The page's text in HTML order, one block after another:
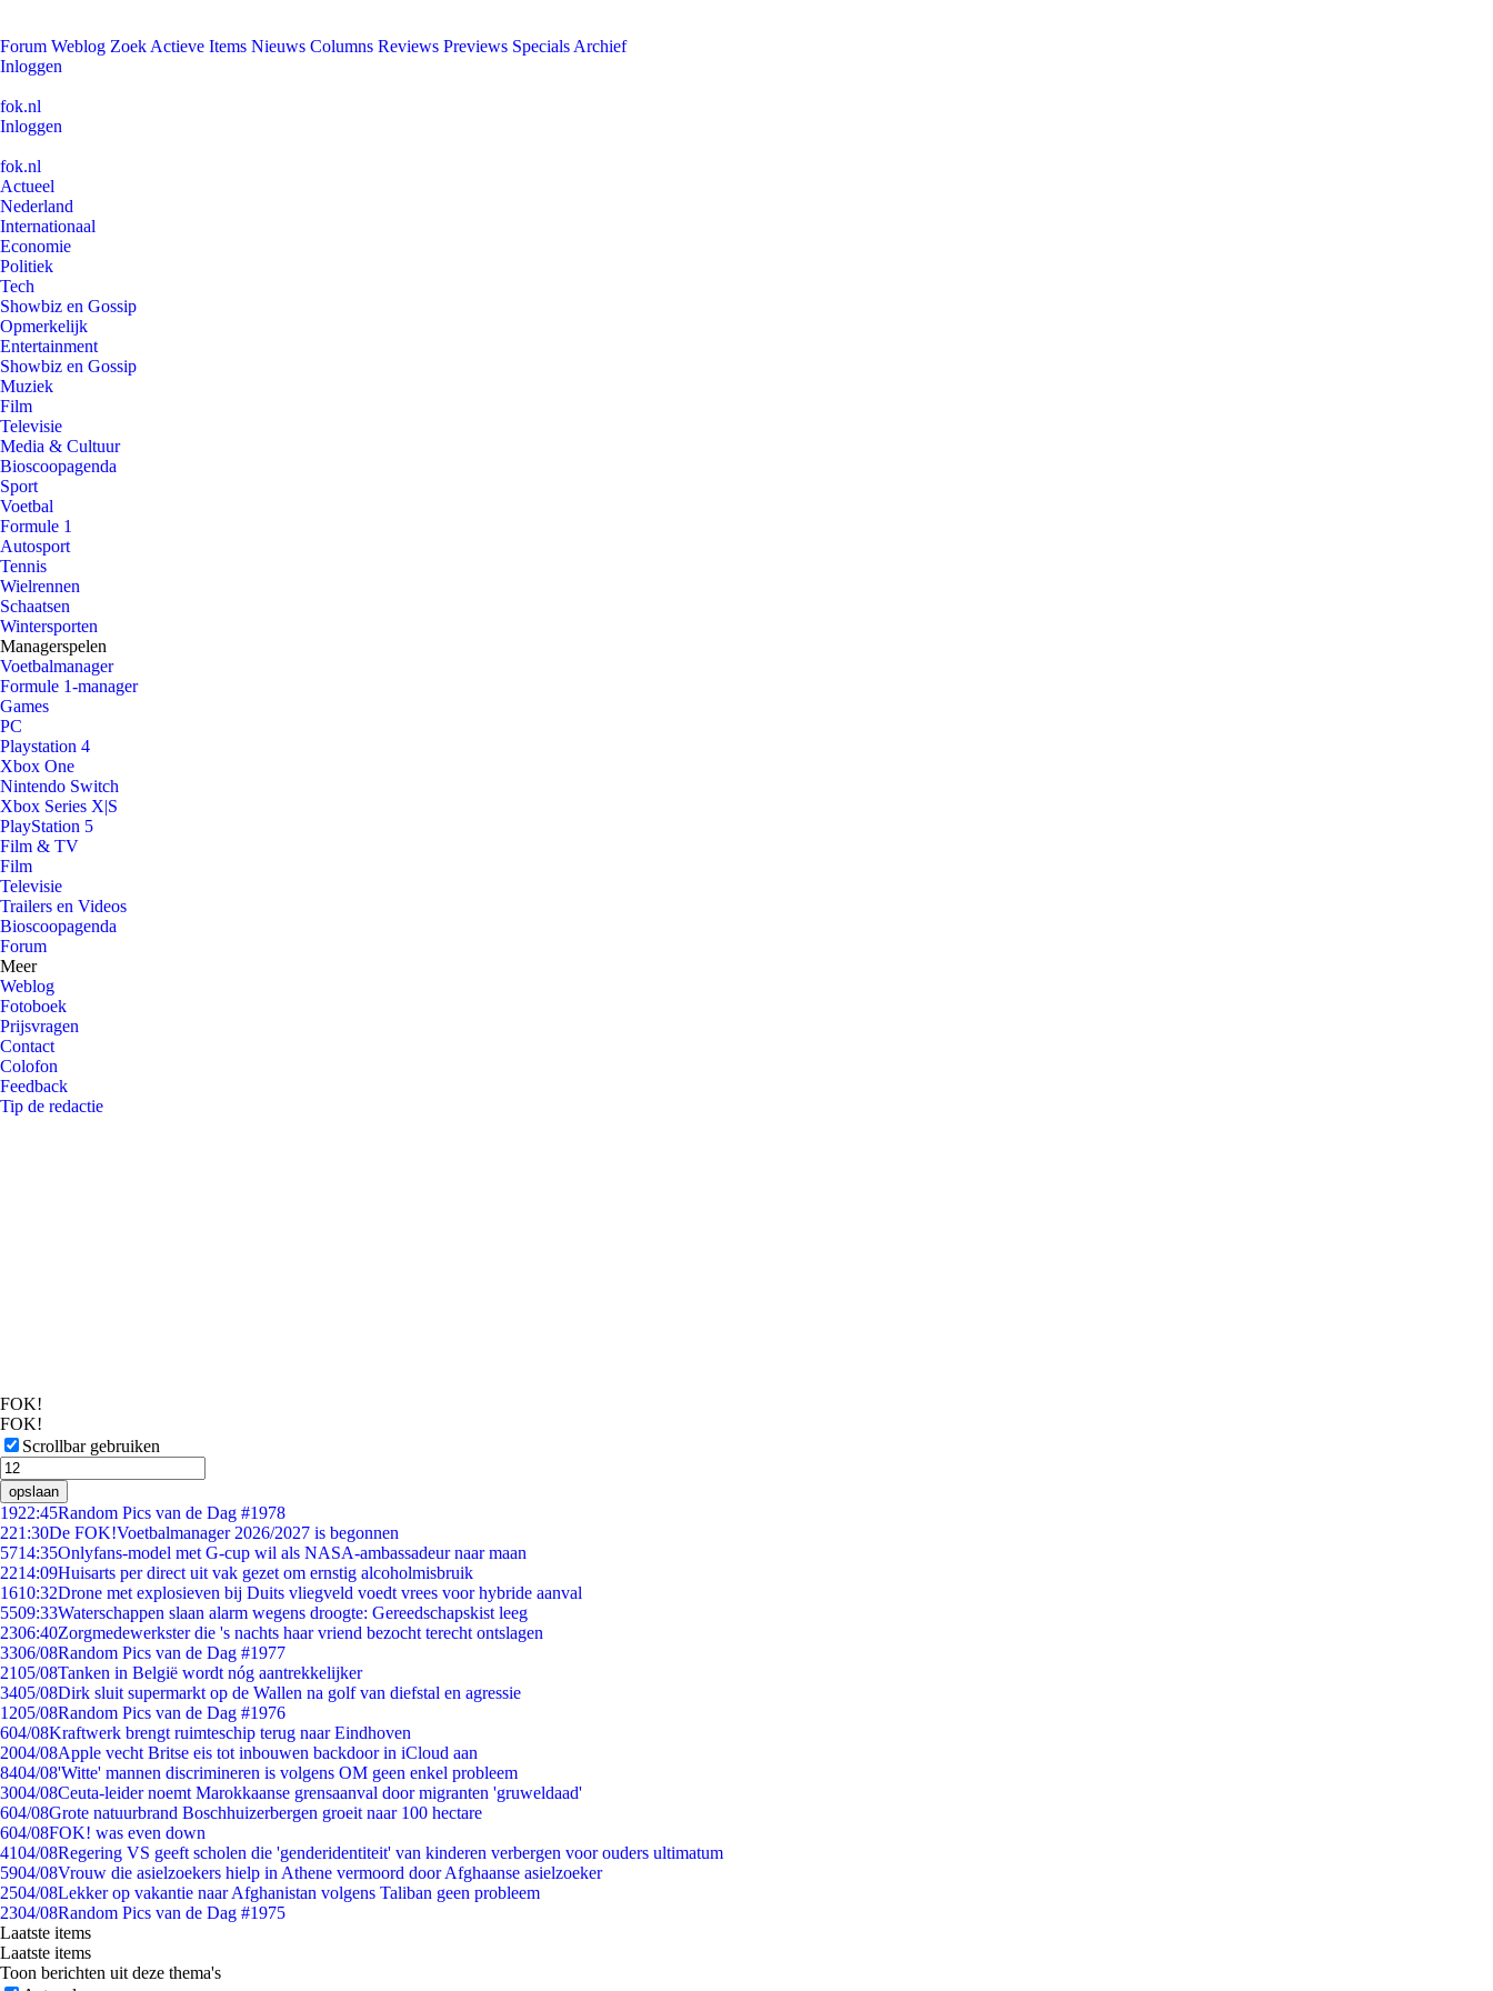
Forum Weblog Zoek Actieve Items Nieuws Columns Reviews Previews Specials Archief
Inloggen
fok.nl
Inloggen
fok.nl
Actueel
Nederland
Internationaal
Economie
Politiek
Tech
Showbiz en Gossip
Opmerkelijk
Entertainment
Showbiz en Gossip
Muziek
Film
Televisie
Media & Cultuur
Bioscoopagenda
Sport
Voetbal
Formule 1
Autosport
Tennis
Wielrennen
Schaatsen
Wintersporten
Managerspelen
Voetbalmanager
Formule 1-manager
Games
PC
Playstation 4
Xbox One
Nintendo Switch
Xbox Series X|S
PlayStation 5
Film & TV
Film
Televisie
Trailers en Videos
Bioscoopagenda
Forum
Meer
Weblog
Fotoboek
Prijsvragen
Contact
Colofon
Feedback
Tip de redactie
FOK!
FOK!
Scrollbar gebruiken
opslaan
1922:45Random Pics van de Dag #1978
221:30De FOK!Voetbalmanager 2026/2027 is begonnen
5714:35Onlyfans-model met G-cup wil als NASA-ambassadeur naar maan
2214:09Huisarts per direct uit vak gezet om ernstig alcoholmisbruik
1610:32Drone met explosieven bij Duits vliegveld voedt vrees voor hybride aanval
5509:33Waterschappen slaan alarm wegens droogte: Gereedschapskist leeg
2306:40Zorgmedewerkster die 's nachts haar vriend bezocht terecht ontslagen
3306/08Random Pics van de Dag #1977
2105/08Tanken in België wordt nóg aantrekkelijker
3405/08Dirk sluit supermarkt op de Wallen na golf van diefstal en agressie
1205/08Random Pics van de Dag #1976
604/08Kraftwerk brengt ruimteschip terug naar Eindhoven
2004/08Apple vecht Britse eis tot inbouwen backdoor in iCloud aan
8404/08'Witte' mannen discrimineren is volgens OM geen enkel probleem
3004/08Ceuta-leider noemt Marokkaanse grensaanval door migranten 'gruweldaad'
604/08Grote natuurbrand Boschhuizerbergen groeit naar 100 hectare
604/08FOK! was even down
4104/08Regering VS geeft scholen die 'genderidentiteit' van kinderen verbergen voor ouders ultimatum
5904/08Vrouw die asielzoekers hielp in Athene vermoord door Afghaanse asielzoeker
2504/08Lekker op vakantie naar Afghanistan volgens Taliban geen probleem
2304/08Random Pics van de Dag #1975
Laatste items
Laatste items
Toon berichten uit deze thema's